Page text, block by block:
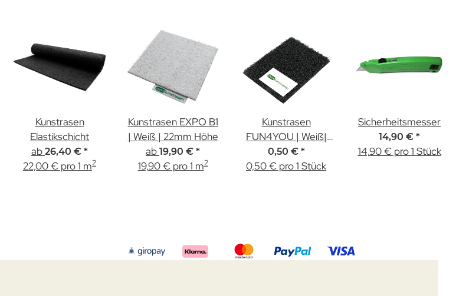
Kunstrasen
Elastikschicht
ab 26,40 € *
22,00 € pro 1 m2
Kunstrasen EXPO B1
| Weiß | 22mm Höhe
ab 19,90 € *
19,90 € pro 1 m2
Kunstrasen
FUN4YOU | Weiß|
12mm | Muster
0,50 € *
0,50 € pro 1 Stück
Sicherheitsmesser
14,90 € *
14,90 € pro 1 Stück